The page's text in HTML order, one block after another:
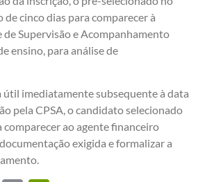
de cinco dias para comparecer à
Supervisão e Acompanhamento
ensino, para análise de
imediatamente subsequente à data
pela CPSA, o candidato selecionado
comparecer ao agente financeiro
exigida e formalizar a